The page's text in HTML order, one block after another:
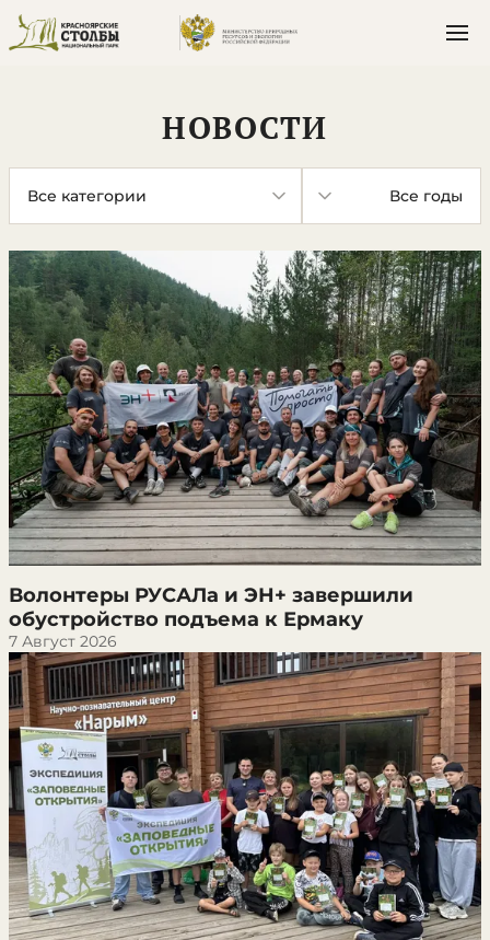
НОВОСТИ
Категория Год
Волонтеры РУСАЛа и ЭН+ завершили
обустройство подъема к Ермаку
7 Август 2026